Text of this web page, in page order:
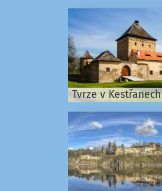
Tvrze v Kestřanech